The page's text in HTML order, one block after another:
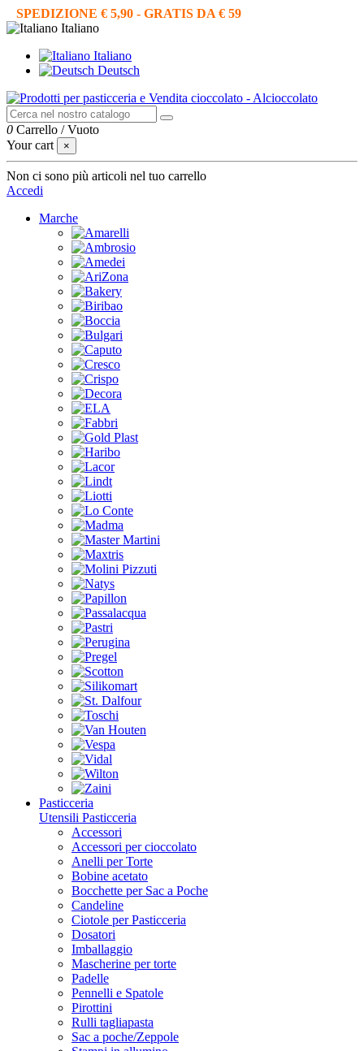
SPEDIZIONE € 5,90 - GRATIS DA € 59
Italiano
Italiano
Deutsch
0 Carrello /Vuoto
Your cart
×
Non ci sono più articoli nel tuo carrello
Accedi
Marche
Pasticceria
Utensili Pasticceria
Accessori
Accessori per cioccolato
Anelli per Torte
Bobine acetato
Bocchette per Sac a Poche
Candeline
Ciotole per Pasticceria
Dosatori
Imballaggio
Mascherine per torte
Padelle
Pennelli e Spatole
Pirottini
Rulli tagliapasta
Sac a poche/Zeppole